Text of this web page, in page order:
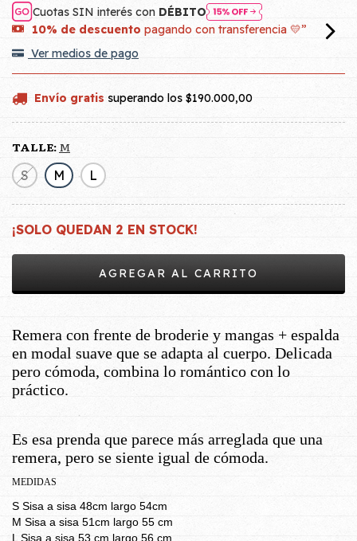
Cuotas SIN interés con DÉBITO
10% de descuento pagando con transferencia 💛”
Ver medios de pago
Envío gratis superando los $190.000,00
TALLE: M
S
M L
¡SOLO QUEDAN 2 EN STOCK!
Remera con frente de broderie y mangas + espalda
en modal suave que se adapta al cuerpo. Delicada
pero cómoda, combina lo romántico con lo
práctico.
Es esa prenda que parece más arreglada que una
remera, pero se siente igual de cómoda.
MEDIDAS
S Sisa a sisa 48cm largo 54cm
M Sisa a sisa 51cm largo 55 cm
L Sisa a sisa 53 cm largo 56 cm